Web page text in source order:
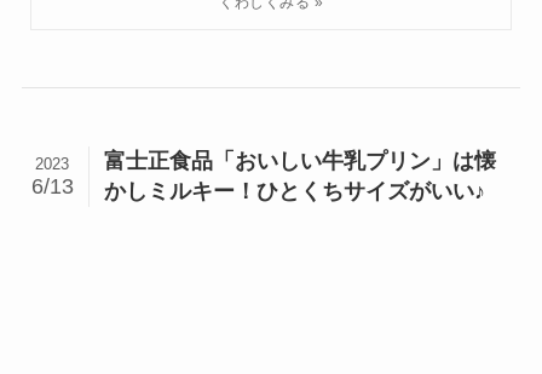
富士正食品「おいしい牛乳プリン」は懐
かしミルキー！ひとくちサイズがいい♪
2023
6/13